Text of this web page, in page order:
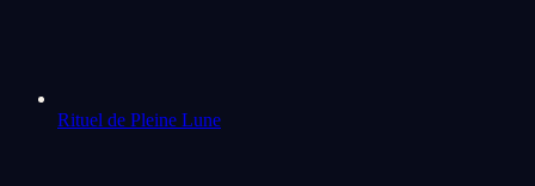
Rituel de Pleine Lune